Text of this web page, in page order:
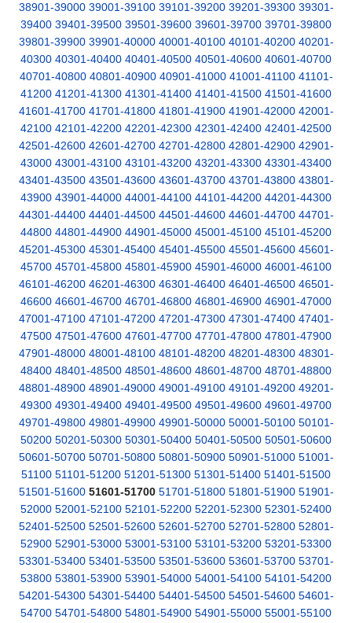
38901-39000 39001-39100 39101-39200 39201-39300 39301-
39400 39401-39500 39501-39600 39601-39700 39701-39800
39801-39900 39901-40000 40001-40100 40101-40200 40201-
40300 40301-40400 40401-40500 40501-40600 40601-40700
40701-40800 40801-40900 40901-41000 41001-41100 41101-
41200 41201-41300 41301-41400 41401-41500 41501-41600
41601-41700 41701-41800 41801-41900 41901-42000 42001-
42100 42101-42200 42201-42300 42301-42400 42401-42500
42501-42600 42601-42700 42701-42800 42801-42900 42901-
43000 43001-43100 43101-43200 43201-43300 43301-43400
43401-43500 43501-43600 43601-43700 43701-43800 43801-
43900 43901-44000 44001-44100 44101-44200 44201-44300
44301-44400 44401-44500 44501-44600 44601-44700 44701-
44800 44801-44900 44901-45000 45001-45100 45101-45200
45201-45300 45301-45400 45401-45500 45501-45600 45601-
45700 45701-45800 45801-45900 45901-46000 46001-46100
46101-46200 46201-46300 46301-46400 46401-46500 46501-
46600 46601-46700 46701-46800 46801-46900 46901-47000
47001-47100 47101-47200 47201-47300 47301-47400 47401-
47500 47501-47600 47601-47700 47701-47800 47801-47900
47901-48000 48001-48100 48101-48200 48201-48300 48301-
48400 48401-48500 48501-48600 48601-48700 48701-48800
48801-48900 48901-49000 49001-49100 49101-49200 49201-
49300 49301-49400 49401-49500 49501-49600 49601-49700
49701-49800 49801-49900 49901-50000 50001-50100 50101-
50200 50201-50300 50301-50400 50401-50500 50501-50600
50601-50700 50701-50800 50801-50900 50901-51000 51001-
51100 51101-51200 51201-51300 51301-51400 51401-51500
51501-51600 51601-51700 51701-51800 51801-51900 51901-
52000 52001-52100 52101-52200 52201-52300 52301-52400
52401-52500 52501-52600 52601-52700 52701-52800 52801-
52900 52901-53000 53001-53100 53101-53200 53201-53300
53301-53400 53401-53500 53501-53600 53601-53700 53701-
53800 53801-53900 53901-54000 54001-54100 54101-54200
54201-54300 54301-54400 54401-54500 54501-54600 54601-
54700 54701-54800 54801-54900 54901-55000 55001-55100